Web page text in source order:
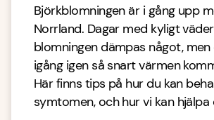
Björkblomningen är i gång upp
Norrland. Dagar med kyligt
blomningen dämpas något,
igång igen så snart värmen
Här finns tips på hur du kan
symtomen, och hur vi kan hjälpa